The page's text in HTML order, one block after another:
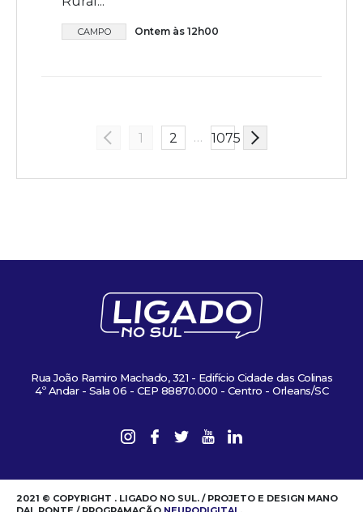
CAMPO Ontem às 12h00
1 2 … 1075
Rua João Ramiro Machado, 321 - Edifício Cidade das Colinas
4º Andar - Sala 06 - CEP 88870.000 - Centro - Orleans/SC
2021 © COPYRIGHT . LIGADO NO SUL. / PROJETO E DESIGN MANO